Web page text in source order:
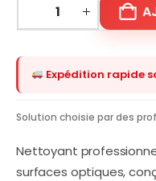
Expédition rapide
Solution choisie par des
Nettoyant
surfaces optiques,